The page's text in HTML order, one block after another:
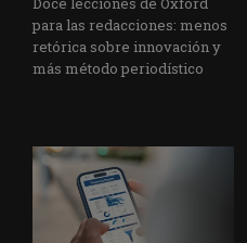
para las redacciones: menos
retórica sobre innovación y
más método periodístico